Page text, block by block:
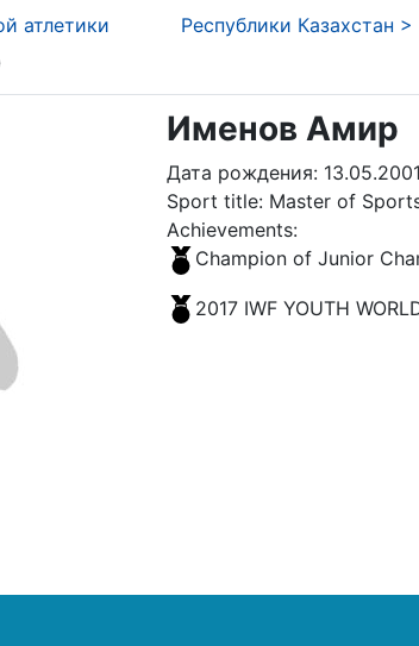
атлетики Республики Казахстан >
Именов Амир
Дата рождения: 13.05.2001
Sport title: Master of
Achievements:
Champion of Junior
2017 IWF YOUTH